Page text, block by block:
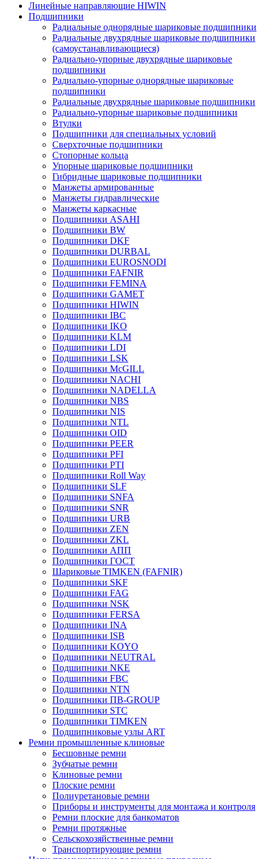
Линейные направляющие HIWIN
Подшипники
Радиальные однорядные шариковые подшипники
Радиальные двухрядные шариковые подшипники
(самоустанавливающиеся)
Радиально-упорные двухрядные шариковые
подшипники
Радиально-упорные однорядные шариковые
подшипники
Радиальные двухрядные шариковые подшипники
Радиально-упорные шариковые подшипники
Втулки
Подшипники для специальных условий
Сверхточные подшипники
Стопорные кольца
Упорные шариковые подшипники
Гибридные шариковые подшипники
Манжеты армированные
Манжеты гидравлические
Манжеты каркасные
Подшипники ASAHI
Подшипники BW
Подшипники DKF
Подшипники DURBAL
Подшипники EUROSNODI
Подшипники FAFNIR
Подшипники FEMINA
Подшипники GAMET
Подшипники HIWIN
Подшипники IBC
Подшипники IKO
Подшипники KLM
Подшипники LDI
Подшипники LSK
Подшипники McGILL
Подшипники NACHI
Подшипники NADELLA
Подшипники NBS
Подшипники NIS
Подшипники NTL
Подшипники OID
Подшипники PEER
Подшипники PFI
Подшипники PTI
Подшипники Roll Way
Подшипники SLF
Подшипники SNFA
Подшипники SNR
Подшипники URB
Подшипники ZEN
Подшипники ZKL
Подшипники АПП
Подшипники ГОСТ
Шариковые ТІMKEN (FAFNIR)
Подшипники SKF
Подшипники FAG
Подшипники NSK
Подшипники FERSA
Подшипники INA
Подшипники ISB
Подшипники KOYO
Подшипники NEUTRAL
Подшипники NKE
Подшипники FBC
Подшипники NTN
Подшипники ПВ-GROUP
Подшипники STC
Подшипники TIMKEN
Подшипниковые узлы ART
Ремни промышленные клиновые
Бесшовные ремни
Зубчатые ремни
Клиновые ремни
Плоские ремни
Полиуретановые ремни
Приборы и инструменты для монтажа и контроля
Ремни плоские для банкоматов
Ремни протяжные
Сельскохозяйственные ремни
Транспортирующие ремни